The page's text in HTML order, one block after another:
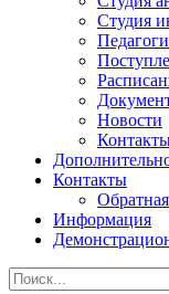
Студия
Новости
Контакты
Информация